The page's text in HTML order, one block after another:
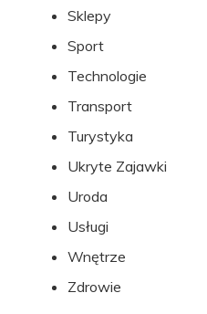
Sklepy
Sport
Technologie
Transport
Turystyka
Ukryte Zajawki
Uroda
Usługi
Wnętrze
Zdrowie